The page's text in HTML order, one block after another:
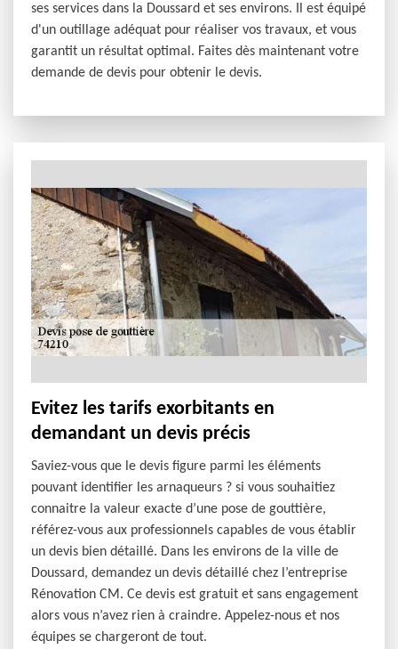
ses services dans la Doussard et ses environs. Il est équipé
d'un outillage adéquat pour réaliser vos travaux, et vous
garantit un résultat optimal. Faites dès maintenant votre
demande de devis pour obtenir le devis.
Evitez les tarifs exorbitants en
demandant un devis précis
Saviez-vous que le devis figure parmi les éléments
pouvant identifier les arnaqueurs ? si vous souhaitiez
connaitre la valeur exacte d’une pose de gouttière,
référez-vous aux professionnels capables de vous établir
un devis bien détaillé. Dans les environs de la ville de
Doussard, demandez un devis détaillé chez l’entreprise
Rénovation CM. Ce devis est gratuit et sans engagement
alors vous n’avez rien à craindre. Appelez-nous et nos
équipes se chargeront de tout.